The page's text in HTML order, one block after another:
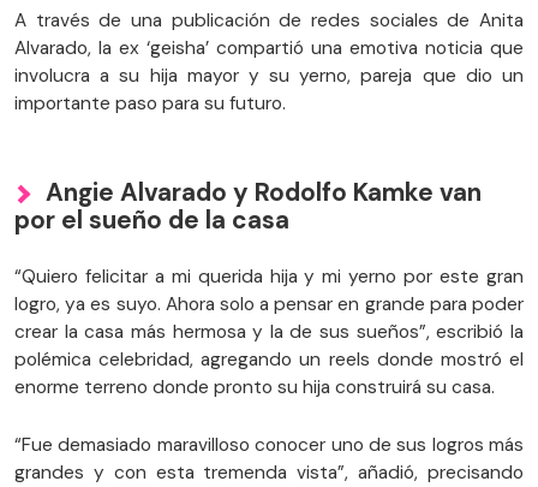
A través de una publicación de redes sociales de Anita
Alvarado, la ex ‘geisha’ compartió una emotiva noticia que
involucra a su hija mayor y su yerno, pareja que dio un
importante paso para su futuro.
Angie Alvarado y Rodolfo Kamke van
por el sueño de la casa
“Quiero felicitar a mi querida hija y mi yerno por este gran
logro, ya es suyo. Ahora solo a pensar en grande para poder
crear la casa más hermosa y la de sus sueños”, escribió la
polémica celebridad, agregando un reels donde mostró el
enorme terreno donde pronto su hija construirá su casa.
“Fue demasiado maravilloso conocer uno de sus logros más
grandes y con esta tremenda vista”, añadió, precisando